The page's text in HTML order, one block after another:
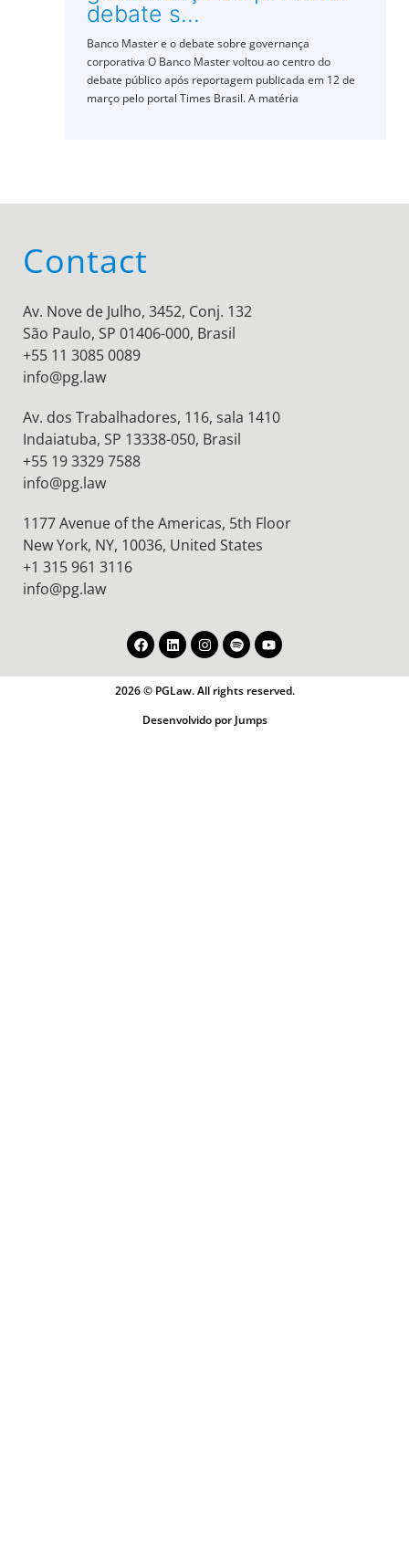
debate s...
Banco Master e o debate sobre governança
corporativa O Banco Master voltou ao centro do
debate público após reportagem publicada em 12 de
março pelo portal Times Brasil. A matéria
Contact
Av. Nove de Julho, 3452, Conj. 132
São Paulo, SP 01406-000, Brasil
+55 11 3085 0089
info@pg.law
Av. dos Trabalhadores, 116, sala 1410
Indaiatuba, SP 13338-050, Brasil
+55 19 3329 7588
info@pg.law
1177 Avenue of the Americas, 5th Floor
New York, NY, 10036, United States
+1 315 961 3116
info@pg.law
2026 © PGLaw. All rights reserved.
Desenvolvido por Jumps